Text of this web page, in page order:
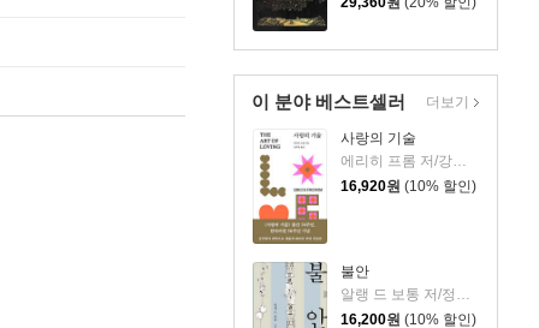
이 분야 베스트셀러
사랑의 기술
에리히 프롬 저/강주헌 역
16,920원 (10% 할인)
불안
알랭 드 보통 저/정영목 역
16,200원 (10% 할인)
더보기